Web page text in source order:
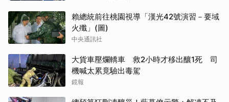
賴總統前往桃園視導「漢光42號演習－要域
火殲」(圖)
中央通訊社
大貨車壓爛轎車 救2小時才移出釀1死 司
機喊太累竟驗出毒駕
鏡報